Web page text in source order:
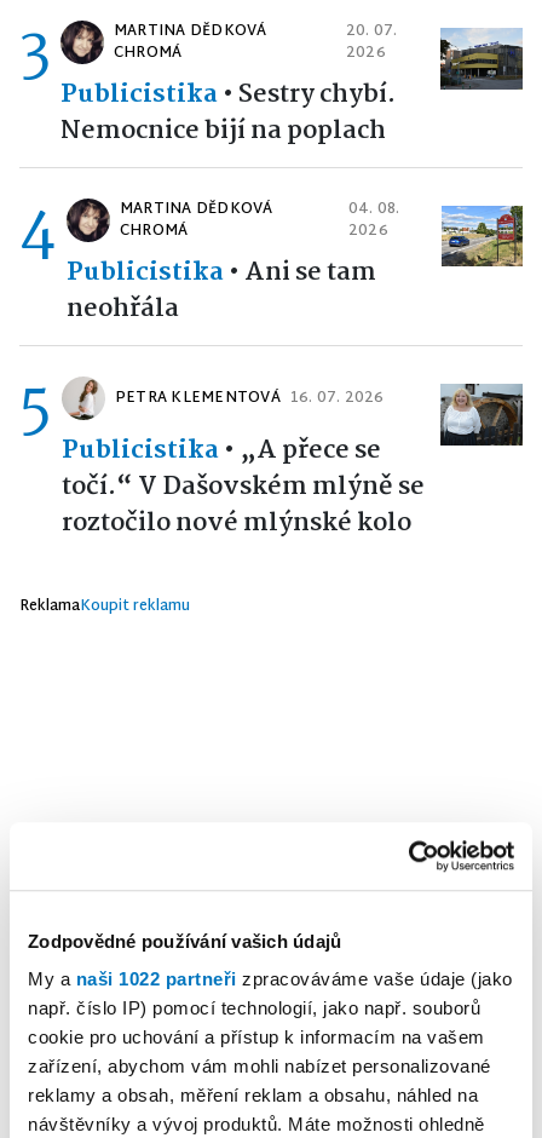
Zodpovědné používání vašich údajů
My a naši 1022 partneři zpracováváme vaše údaje (jako
např. číslo IP) pomocí technologií, jako např. souborů
cookie pro uchování a přístup k informacím na vašem
zařízení, abychom vám mohli nabízet personalizované
reklamy a obsah, měření reklam a obsahu, náhled na
návštěvníky a vývoj produktů. Máte možnosti ohledně
3
MARTINA DĚDKOVÁ
CHROMÁ
20. 07.
2026
Publicistika• Sestry chybí.
Nemocnice bijí na poplach
4
MARTINA DĚDKOVÁ
CHROMÁ
04. 08.
2026
Publicistika• Ani se tam
neohřála
5 PETRA KLEMENTOVÁ 16. 07. 2026
Publicistika• „A přece se
točí.“ V Dašovském mlýně se
roztočilo nové mlýnské kolo
ReklamaKoupit reklamu